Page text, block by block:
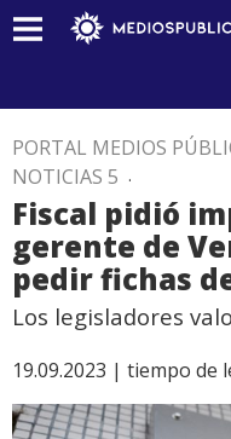
PORTAL MEDIOS
NOTICIAS 5 .
Fiscal pidió
gerente de
pedir fichas
Los legisladores
19.09.2023 | tiempo de